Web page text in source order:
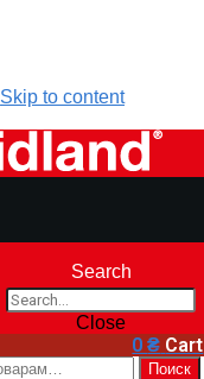
Skip to content
Search
Close
0₴ Cart
Поиск